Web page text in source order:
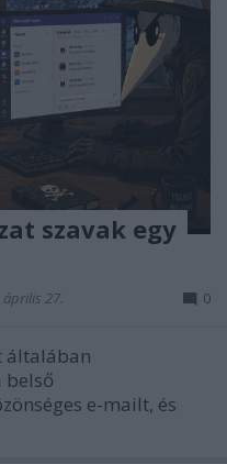
szavak egy
27. 0
általában
belső
e-mailt, és